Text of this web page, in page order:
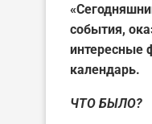
события,
интересные
календарь.
ЧТО БЫЛО?